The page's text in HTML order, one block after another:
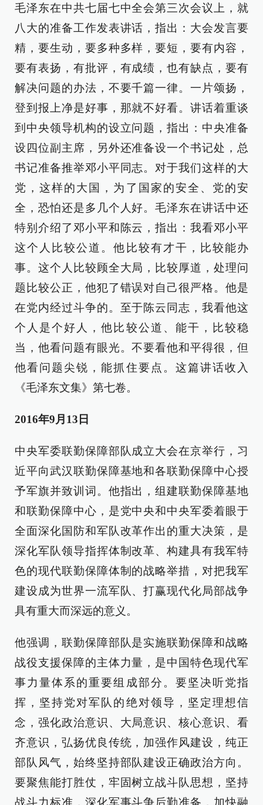
毛泽东在中共七届七中全会第三次会议上，就
八大的准备工作发表讲话，指出：大会发言要
精，要生动，要多种多样，要短，要有内容，
要有表扬，有批评，有成绩，也有缺点，要有
解决问题的办法，不要千篇一律。一片颂扬，
登到报上净是好事，那就不好看。讲话着重谈
到中央领导机构的设立问题，指出：中央准备
设四位副主席，另外还准备设一个书记处，总
书记准备推举邓小平同志。对于我们这样的大
党，这样的大国，为了国家的安全、党的安
全，恐怕还是多几个人好。毛泽东在讲话中还
特别介绍了邓小平和陈云，指出：我看邓小平
这个人比较公道。他比较有才干，比较能办
事。这个人比较顾全大局，比较厚道，处理问
题比较公正，他犯了错误对自己很严格。他是
在党内经过斗争的。至于陈云同志，我看他这
个人是个好人，他比较公道、能干，比较稳
当，他看问题有眼光。不要看他和平得很，但
他看问题尖锐，能抓住要点。这篇讲话收入
《毛泽东文集》第七卷。
2016年9月13日
中央军委联勤保障部队成立大会在京举行，习
近平向武汉联勤保障基地和各联勤保障中心授
予军旗并致训词。他指出，组建联勤保障基地
和联勤保障中心，是党中央和中央军委着眼于
全面深化国防和军队改革作出的重大决策，是
深化军队领导指挥体制改革、构建具有我军特
色的现代联勤保障体制的战略举措，对把我军
建设成为世界一流军队、打赢现代化局部战争
具有重大而深远的意义。
他强调，联勤保障部队是实施联勤保障和战略
战役支援保障的主体力量，是中国特色现代军
事力量体系的重要组成部分。要坚决听党指
挥，坚持党对军队的绝对领导，坚定理想信
念，强化政治意识、大局意识、核心意识、看
齐意识，弘扬优良传统，加强作风建设，纯正
部队风气，始终坚持部队建设正确政治方向。
要聚焦能打胜仗，牢固树立战斗队思想，坚持
战斗力标准，深化军事斗争后勤准备，加快融